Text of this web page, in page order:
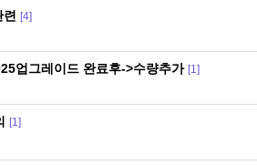
[4]
업그레이드 완료후->수량추가 [1]
[1]